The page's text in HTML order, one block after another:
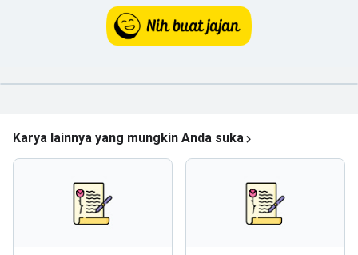
Karya lainnya yang mungkin Anda suka